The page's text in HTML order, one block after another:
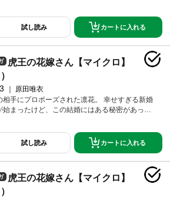
試し読み カートに入れる
虎王の花嫁さん【マイクロ】
原田唯衣
相手にプロポーズされた凛花。 幸せすぎる新婚
始まったけど、この結婚にはある秘密があって
試し読み カートに入れる
虎王の花嫁さん【マイクロ】